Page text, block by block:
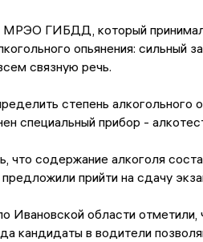
МРЭО ГИБДД, который
опьянения: сильный
связную речь.
степень алкогольного
специальный прибор -
что содержание алкоголя
прийти на сдачу
области отметили,
кандидаты в водители